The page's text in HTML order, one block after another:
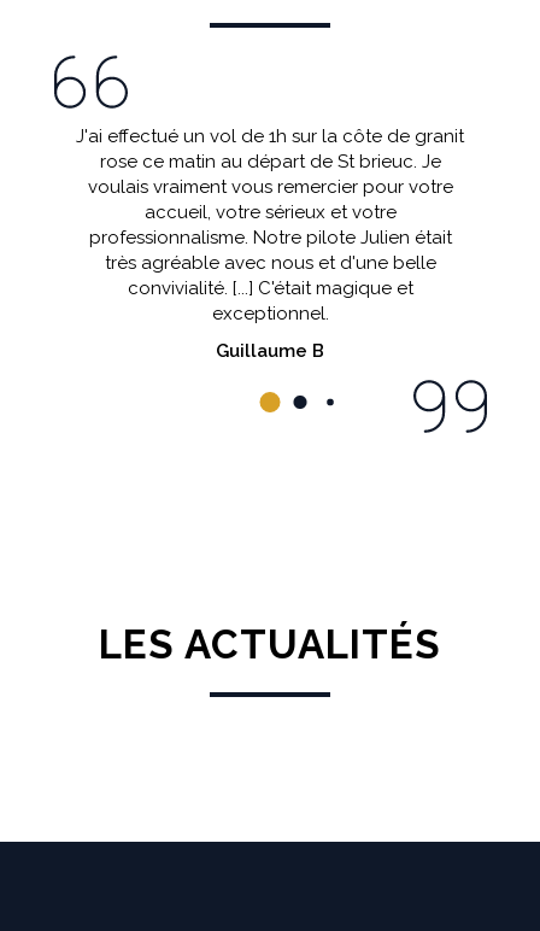
J'ai effectué un vol de 1h sur la côte de granit
rose ce matin au départ de St brieuc. Je
voulais vraiment vous remercier pour votre
accueil, votre sérieux et votre
professionnalisme. Notre pilote Julien était
très agréable avec nous et d'une belle
convivialité. [...] C'était magique et
exceptionnel.
Guillaume B
LES ACTUALITÉS